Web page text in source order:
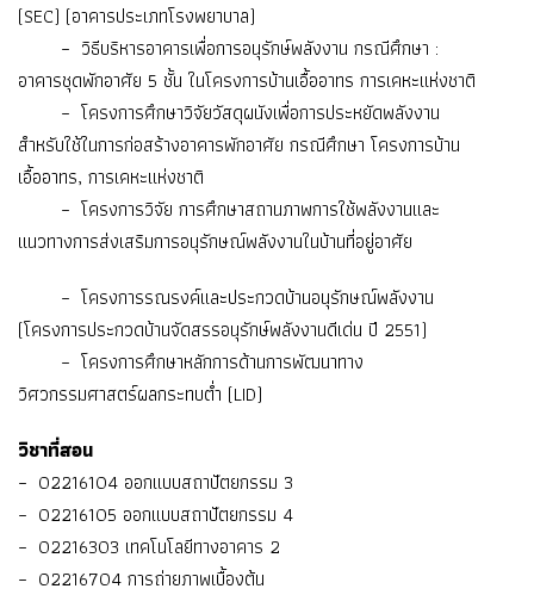
(SEC) (อาคารประเภทโรงพยาบาล)
– วิธีบริหารอาคารเพื่อการอนุรักษ์พลังงาน กรณีศึกษา :
อาคารชุดพักอาศัย 5 ชั้น ในโครงการบ้านเอื้ออาทร การเคหะแห่งชาติ
– โครงการศึกษาวิจัยวัสดุผนังเพื่อการประหยัดพลังงาน
สำหรับใช้ในการก่อสร้างอาคารพักอาศัย กรณีศึกษา โครงการบ้าน
เอื้ออาทร, การเคหะแห่งชาติ
– โครงการวิจัย การศึกษาสถานภาพการใช้พลังงานและ
แนวทางการส่งเสริมการอนุรักษณ์พลังงานในบ้านที่อยู่อาศัย
– โครงการรณรงค์และประกวดบ้านอนุรักษณ์พลังงาน
(โครงการประกวดบ้านจัดสรรอนุรักษ์พลังงานดีเด่น ปี 2551)
– โครงการศึกษาหลักการด้านการพัฒนาทาง
วิศวกรรมศาสตร์ผลกระทบต่ำ (LID)
วิชาที่สอน
– 02216104 ออกแบบสถาปัตยกรรม 3
– 02216105 ออกแบบสถาปัตยกรรม 4
– 02216303 เทคโนโลยีทางอาคาร 2
– 02216704 การถ่ายภาพเบื้องต้น